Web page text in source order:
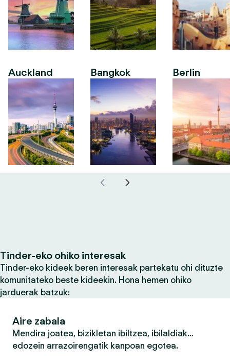
Auckland Bangkok Berlin
Tinder-eko ohiko interesak
Tinder-eko kideek beren interesak partekatu ohi dituzte
komunitateko beste kideekin. Hona hemen ohiko
jarduerak batzuk:
Aire zabala
Mendira joatea, bizikletan ibiltzea, ibilaldiak…
edozein arrazoirengatik kanpoan egotea.